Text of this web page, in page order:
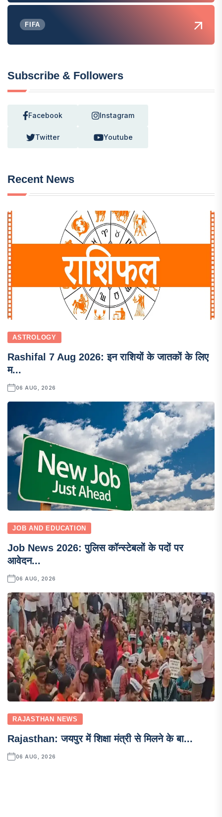
FIFA
Subscribe & Followers
Facebook Instagram
Twitter Youtube
Recent News
ASTROLOGY
Rashifal 7 Aug 2026: इन राशियों के जातकों के लिए
म...
06 AUG, 2026
JOB AND EDUCATION
Job News 2026: पुलिस कॉन्स्टेबलों के पदों पर
आवेदन...
06 AUG, 2026
RAJASTHAN NEWS
Rajasthan: जयपुर में शिक्षा मंत्री से मिलने के बा...
06 AUG, 2026